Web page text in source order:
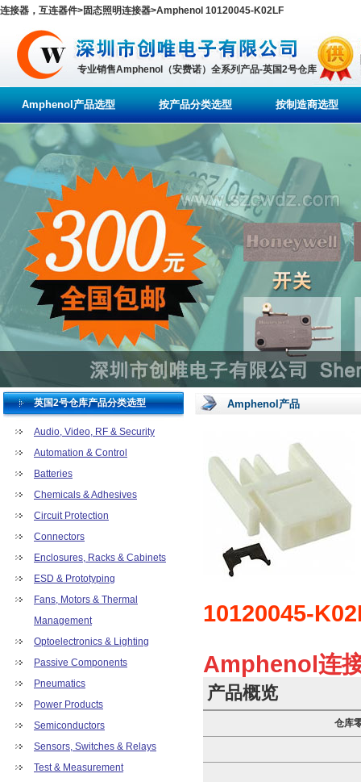
连接器，互连器件>固态照明连接器>Amphenol 10120045-K02LF
专业销售Amphenol（安费诺）全系列产品-英国2号仓库
Amphenol产品选型 按产品分类选型 按制造商选型
英国2号仓库产品分类选型
Audio, Video, RF & Security
Automation & Control
Batteries
Chemicals & Adhesives
Circuit Protection
Connectors
Enclosures, Racks & Cabinets
ESD & Prototyping
Fans, Motors & Thermal
Management
Optoelectronics & Lighting
Passive Components
Pneumatics
Power Products
Semiconductors
Sensors, Switches & Relays
Test & Measurement
Amphenol产品
10120045-
Amphenol连
产品概览
仓库